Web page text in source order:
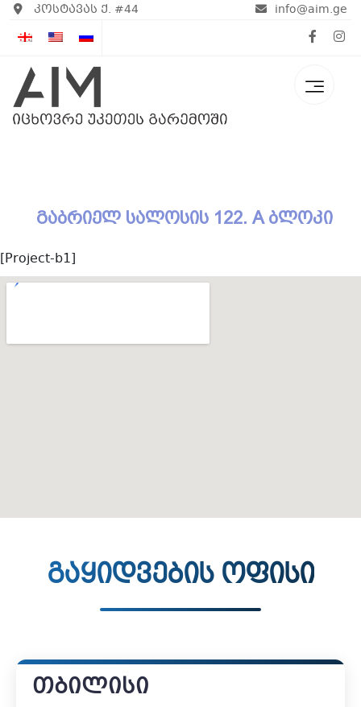
კოსტავას ქ. #44 info@aim.ge
გაბრიელ სალოსის 122. A ბლოკი
[Project-b1]
გაყიდვების ოფისი
თბილისი